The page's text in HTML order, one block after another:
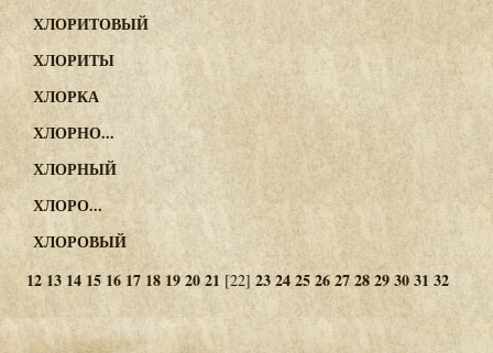
ХЛОРИТОВЫЙ
ХЛОРИТЫ
ХЛОРКА
ХЛОРНО...
ХЛОРНЫЙ
ХЛОРО...
ХЛОРОВЫЙ
12 13 14 15 16 17 18 192021[22] 232425262728293031 32